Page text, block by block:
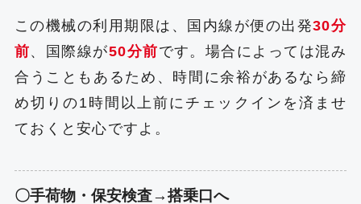
この機械の利用期限は、国内線が便の出発30分
前、国際線が50分前です。場合によっては混み
合うこともあるため、時間に余裕があるなら締
め切りの1時間以上前にチェックインを済ませ
ておくと安心ですよ。
〇手荷物・保安検査→搭乗口へ